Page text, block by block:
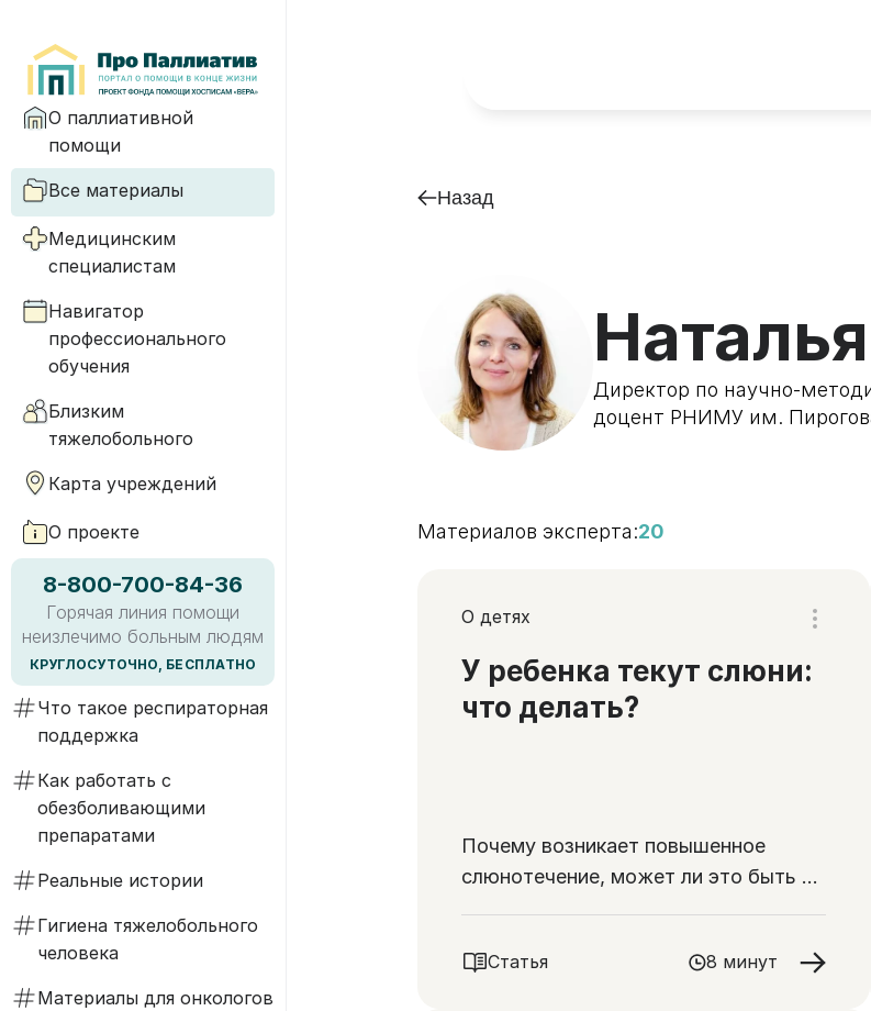
О паллиативной
помощи
Все материалы
Медицинским
специалистам
Навигатор
профессионального
обучения
Близким
тяжелобольного
Карта учреждений
О проекте
8-800-700-84-36
Горячая линия помощи
неизлечимо больным людям
КРУГЛОСУТОЧНО, БЕСПЛАТНО
Что такое респираторная
поддержка
Как работать с
обезболивающими
препаратами
Реальные истории
Гигиена тяжелобольного
человека
Материалы для онкологов
Назад
Директор по научно-
доцент РНИМУ им.
Материалов эксперта:20
О детях
У ребенка текут слюни:
что делать?
Почему возникает повышенное
слюнотечение, может ли это быть у
Статья 8 минут